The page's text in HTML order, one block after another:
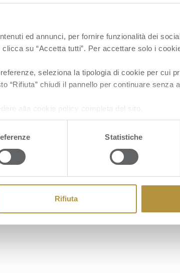
ed annunci, per fornire funzionalità dei
su “Accetta tutti”. Per accettare solo i
seleziona la tipologia di cookie per cui
“Rifiuta” chiudi il pannello per continuare senza
alla cookie policy completa del sito.
Statistiche
Rifiuta